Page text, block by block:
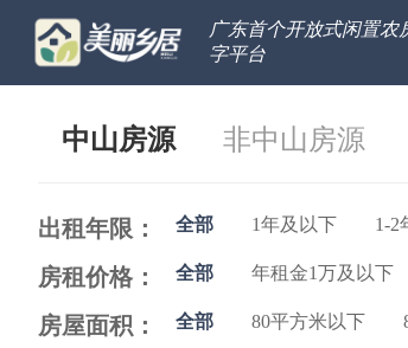
广东首个开放式闲置农
字平台
中山房源 非中山房源
出租年限： 全部 1年及以下 1-2
房租价格： 全部 年租金1万及以下
房屋面积： 全部 80平方米以下